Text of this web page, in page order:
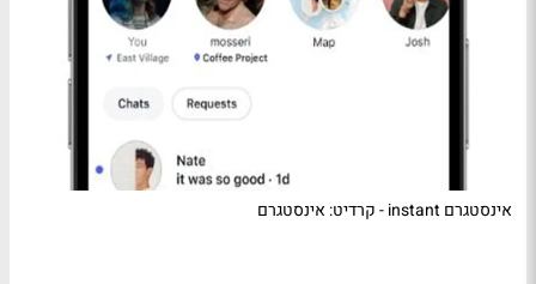
אינסטגרם instant - קרדיט: אינסטגרם